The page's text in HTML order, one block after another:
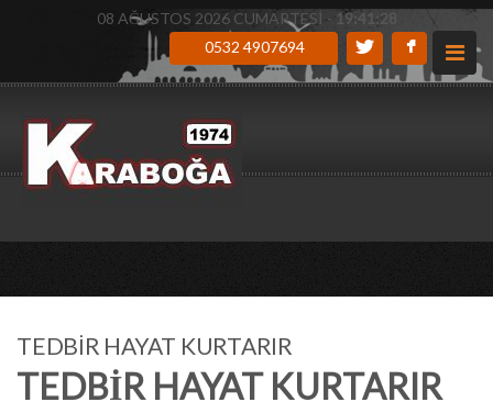
08 AĞUSTOS 2026 CUMARTESİ - 19:41:29
0532 4907694
TEDBİR HAYAT KURTARIR
TEDBİR HAYAT KURTARIR